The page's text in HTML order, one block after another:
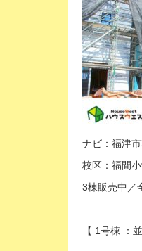
ナビ：福津
校区：福間
3棟販売中／
【 1号棟 ：